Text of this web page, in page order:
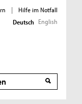
|
Hilfe im Notfall
Deutsch English